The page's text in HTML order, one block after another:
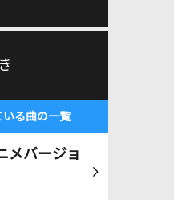
いる曲の一覧
メバージョ